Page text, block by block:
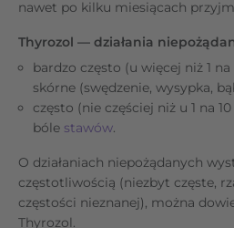
nawet po kilku miesiącach
Thyrozol — działania
bardzo często (u więcej niż 1
skórne (swędzenie, wysypka,
często (nie częściej niż u 1 na
bóle stawów.
O działaniach niepożądanych
częstotliwością (niezbyt częste,
częstości nieznanej), można
Thyrozol.